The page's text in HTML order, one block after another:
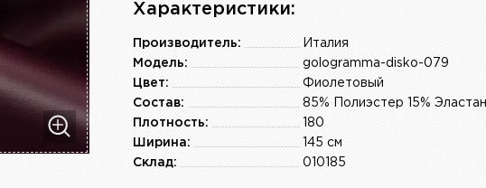
Характеристики:
Италия
Производитель:
gologramma-disko-079
Модель:
Фиолетовый
Цвет:
85% Полиэстер 15% Эластан
Состав:
180
Плотность:
145 см
Ширина:
010185
Склад: